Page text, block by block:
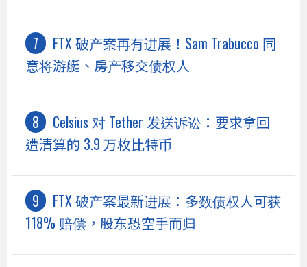
FTX 破产案再有进展！Sam Trabucco 同
意将游艇、房产移交债权人
Celsius 对 Tether 发送诉讼：要求拿回
遭清算的 3.9 万枚比特币
FTX 破产案最新进展：多数债权人可获
118% 赔偿，股东恐空手而归